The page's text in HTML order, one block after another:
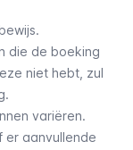
die de boeking
niet hebt, zul
variëren.
aanvullende